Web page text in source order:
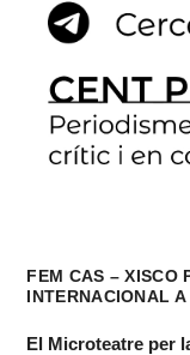
FEM CAS – XISCO
INTERNACIONAL A
El Microteatre per